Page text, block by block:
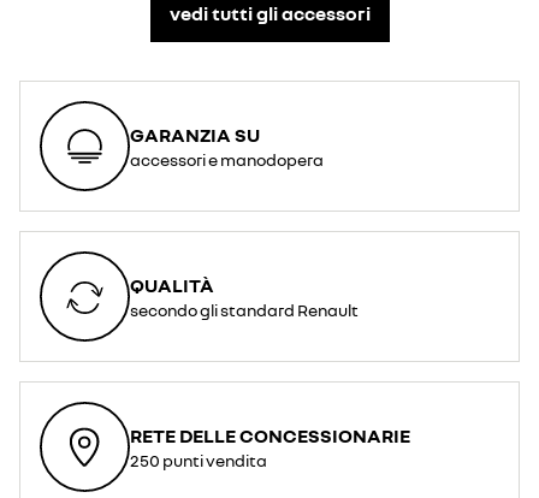
vedi tutti gli accessori​
GARANZIA SU
accessori e manodopera
QUALITÀ
secondo gli standard Renault
RETE DELLE CONCESSIONARIE
250 punti vendita